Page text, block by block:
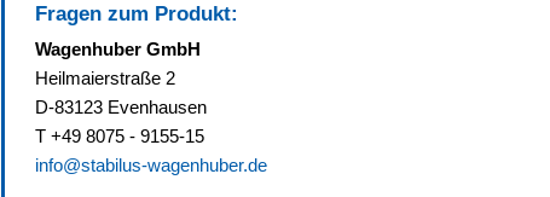
Fragen zum Produkt:
Wagenhuber GmbH
Heilmaierstraße 2
D-83123 Evenhausen
T +49 8075 - 9155-15
info@stabilus-wagenhuber.de